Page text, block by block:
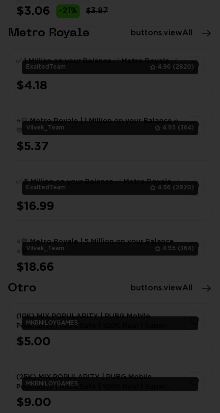
$3.06 -21% $3.87
Metro Royale buttons.viewAll
ExaltedTeam 4.96 (2820)
✅ 1 Million on your Balance ✅ Metro Royale ✅
$4.18
Vilvek_Team 4.95 (364)
⭐💛 Metro Royale | 1 Million on your Balance ⭐
💛
$5.37
ExaltedTeam 4.96 (2820)
✅ 5 Million on your Balance ✅ Metro Royale ✅
$16.99
Vilvek_Team 4.95 (364)
⭐💛 Metro Royale | 5 Million on your Balance
⭐💛
$18.66
Otro buttons.viewAll
MKRNILOYGAMES
(10K) MIX POPULARITY | PUBG Mobile
Popularity | 100% Safe | 100% Real | Super
Fast Delivery
$5.00
MKRNILOYGAMES
(25K) MIX POPULARITY | PUBG Mobile
Popularity | 100% Safe | 100% Real | Super
Fast Delivery
$9.00